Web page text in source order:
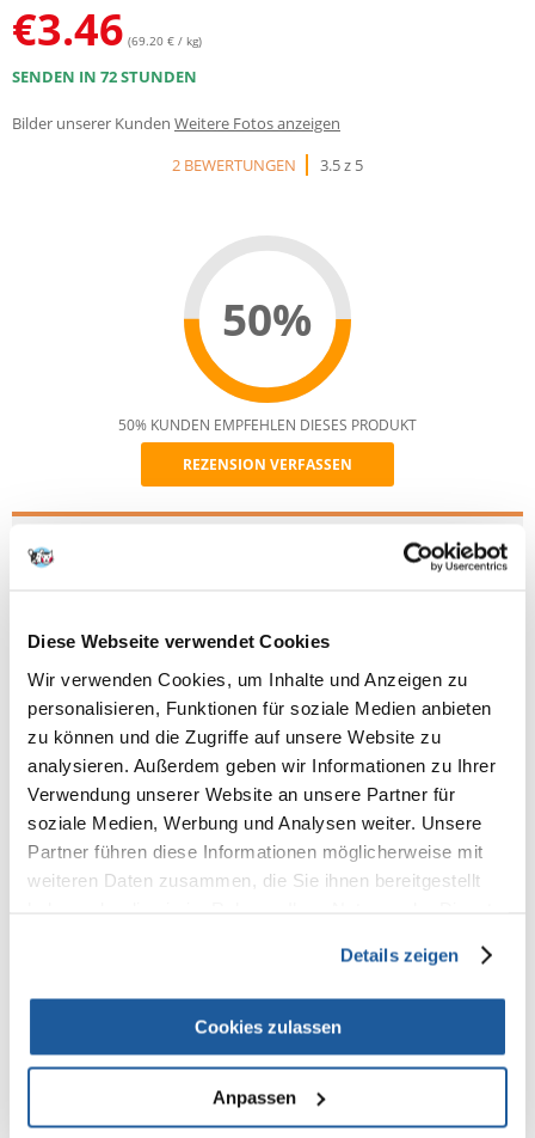
Diese Webseite verwendet Cookies
Wir verwenden Cookies, um Inhalte und Anzeigen zu
personalisieren, Funktionen für soziale Medien anbieten
zu können und die Zugriffe auf unsere Website zu
analysieren. Außerdem geben wir Informationen zu Ihrer
Verwendung unserer Website an unsere Partner für
soziale Medien, Werbung und Analysen weiter. Unsere
Partner führen diese Informationen möglicherweise mit
weiteren Daten zusammen, die Sie ihnen bereitgestellt
Details zeigen
Cookies zulassen
Anpassen
€3.46 (69.20 € / kg)
SENDEN IN 72 STUNDEN
Bilder unserer Kunden Weitere Fotos anzeigen
2 BEWERTUNGEN
3.5 z 5
50%
Recommend
50% KUNDEN EMPFEHLEN DIESES PRODUKT
REZENSION VERFASSEN
Lachsöl und Sanddorn. Verbessert den Zustand von Haut und Fell.
Zusammensetzung:
dehydratisiertes Lachsmehl (22 %), gelbe Erbsen, Tapiocastärke, flüssige
Stärke, hydrolysiertes Hühnerprotein (10 %), Kollagen, Lachsöl (5 %),
Sanddorn (4 %), Ringelblume (4 %), hydrolysierte Hühnerleber,
Hagebutte (0,5 %)
Analytische Komponenten:
dehydratisiertes Lachsmehl (22 %), gelbe Erbsen, Tapiocastärke, flüssige
Stärke, hydrolysiertes Hühnerprotein (10 %), Kollagen, Lachsöl (5 %),
Sanddorn (4 %), Ringelblume (4 %), hydrolysierte Hühnerleber,
(3a315) 40 mg, Calcium-D-Pantothenat (3a841) 6 mg, Vitamin B6 (3a831)
2 mg, Folsäure (3a316) 1 mg, Taurin (3a370) 2 500 mg, Zink (E6) 160 mg
Enthält in der EU zugelassene Konservierungsmittel: Zitronensäure